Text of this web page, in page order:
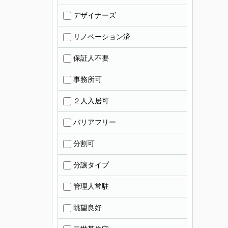
デザイナーズ
リノベーション済
保証人不要
事務所可
２人入居可
バリアフリー
分割可
分譲タイプ
管理人常駐
眺望良好